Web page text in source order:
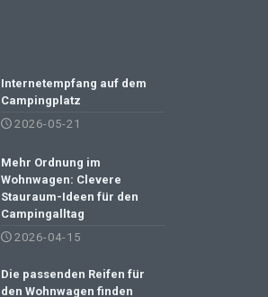
Internetempfang auf dem
Campingplatz
2026-05-21
Mehr Ordnung im
Wohnwagen: Clevere
Stauraum-Ideen für den
Campingalltag
2026-04-15
Die passenden Reifen für
den Wohnwagen finden